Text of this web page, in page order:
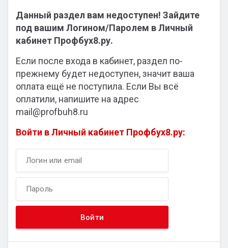
Данный раздел вам недоступен! Зайдите
под вашим Логином/Паролем в Личный
кабинет Профбух8.ру.
Если после входа в кабинет, раздел по-
прежнему будет недоступен, значит ваша
оплата ещё не поступила. Если Вы всё
оплатили, напишите на адрес
mail@profbuh8.ru
Войти в Личный кабинет Профбух8.ру: